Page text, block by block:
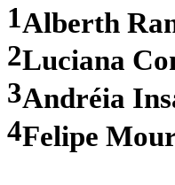
1Alberth
2Luciana
3Andréia
4Felipe